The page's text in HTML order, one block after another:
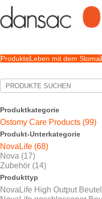
ProdukteLeben mit dem Stoma
Produktkategorie
Ostomy Care Products (99)
Produkt-Unterkategorie
NovaLife (68)
Nova (17)
Zubehör (14)
Produkttyp
NovaLife High Output